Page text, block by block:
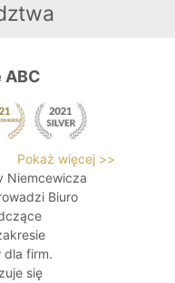
ABC
Pokaż więcej >>
Niemcewicza
Biuro
dla firm.
się